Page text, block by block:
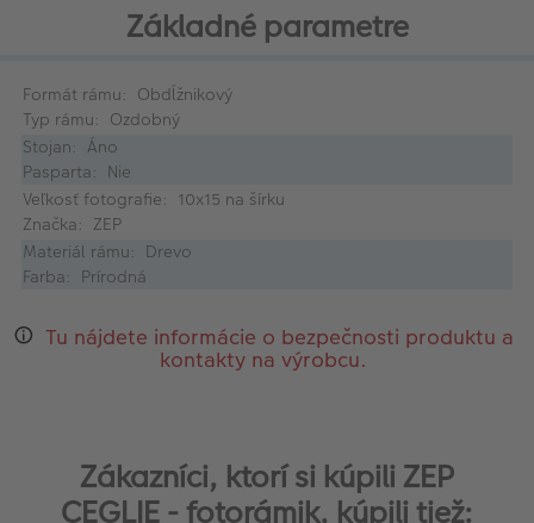
Základné parametre
Formát rámu: Obdĺžnikový
Typ rámu: Ozdobný
Stojan: Áno
Pasparta: Nie
Veľkosť fotografie: 10x15 na šírku
Značka: ZEP
Materiál rámu: Drevo
Farba: Prírodná
Tu nájdete informácie o bezpečnosti produktu a
kontakty na výrobcu.
Zákazníci, ktorí si kúpili ZEP
CEGLIE - fotorámik, kúpili tiež: